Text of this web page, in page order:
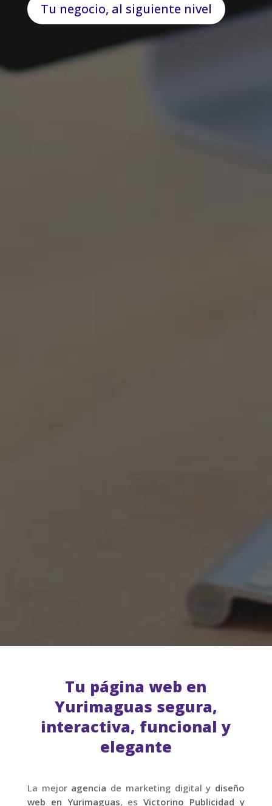
Tu negocio, al siguiente nivel
Tu página web en
Yurimaguas segura,
interactiva, funcional y
elegante
La mejor agencia de marketing digital y diseño
web en Yurimaguas, esVictorino Publicidad y